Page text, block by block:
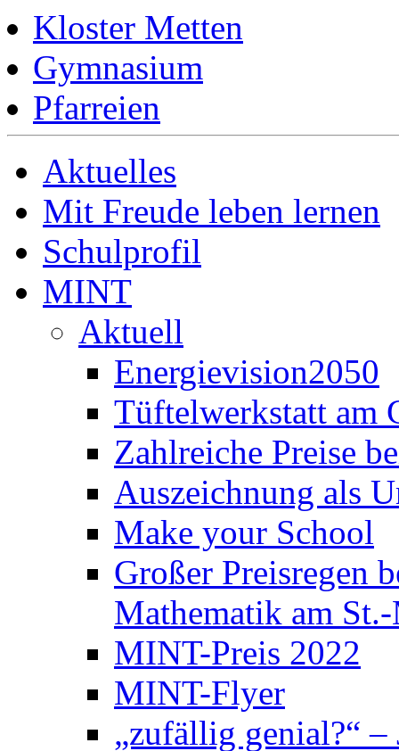
Kloster Metten
Gymnasium
Pfarreien
Aktuelles
Mit Freude leben lernen
Schulprofil
MINT
Aktuell
Energievision2050
Tüftelwerkstatt am
Zahlreiche Preise
Auszeichnung als
Make your School
Großer Preisregen
Mathematik am
MINT-Preis 2022
MINT-Flyer
„zufällig genial?“ –